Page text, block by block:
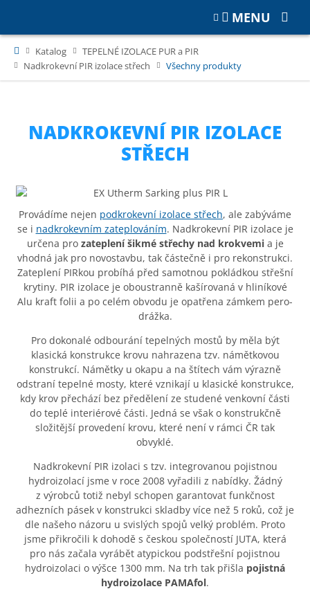
Katalog
TEPELNÉ IZOLACE PUR a PIR
Nadkrokevní PIR izolace střech
Všechny produkty
NADKROKEVNÍ PIR IZOLACE
STŘECH
Provádíme nejen podkrokevní izolace střech, ale zabýváme
se i nadkrokevním zateplováním. Nadkrokevní PIR izolace je
určena pro zateplení šikmé střechy nad krokvemia je
vhodná jak pro novostavbu, tak částečně i pro rekonstrukci.
Zateplení PIRkou probíhá před samotnou pokládkou střešní
krytiny. PIR izolace je oboustranně kašírovaná v hliníkové
Alu kraft folii a po celém obvodu je opatřena zámkem pero-
drážka.
Pro dokonalé odbourání tepelných mostů by měla být
klasická konstrukce krovu nahrazena tzv. námětkovou
konstrukcí. Námětky u okapu a na štítech vám výrazně
odstraní tepelné mosty, které vznikají u klasické konstrukce,
kdy krov přechází bez předělení ze studené venkovní části
do teplé interiérové části. Jedná se však o konstrukčně
složitější provedení krovu, které není v rámci ČR tak
obvyklé.
Nadkrokevní PIR izolaci s tzv. integrovanou pojistnou
hydroizolací jsme v roce 2008 vyřadili z nabídky. Žádný
z výrobců totiž nebyl schopen garantovat funkčnost
adhezních pásek v konstrukci skladby více než 5 roků, což je
dle našeho názoru u svislých spojů velký problém. Proto
jsme přikročili k dohodě s českou společností JUTA, která
pro nás začala vyrábět atypickou podstřešní pojistnou
hydroizolaci o výšce 1300 mm. Na trh tak přišla pojistná
hydroizolace PAMAfol.
MENU